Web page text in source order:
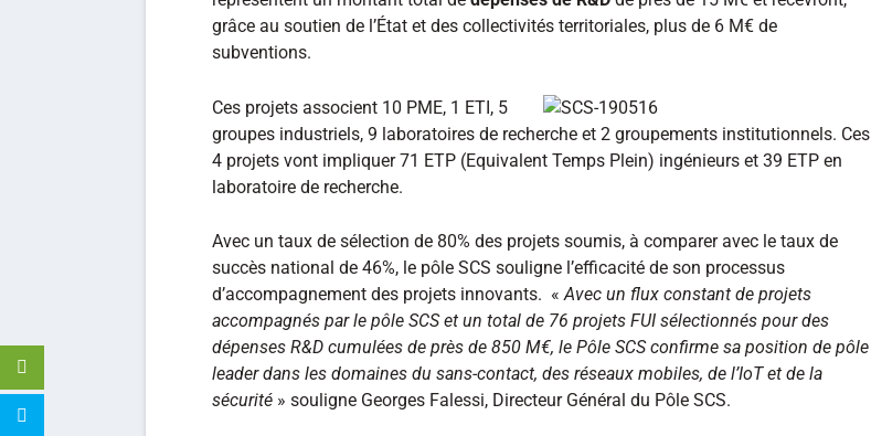
grâce au soutien de l’État et des collectivités territoriales, plus de 6 M€ de
subventions.
Ces projets associent 10 PME, 1 ETI, 5
groupes industriels, 9 laboratoires de recherche et 2 groupements institutionnels. Ces
4 projets vont impliquer 71 ETP (Equivalent Temps Plein) ingénieurs et 39 ETP en
laboratoire de recherche.
Avec un taux de sélection de 80% des projets soumis, à comparer avec le taux de
succès national de 46%, le pôle SCS souligne l’efficacité de son processus
d’accompagnement des projets innovants. «Avec un flux constant de projets
accompagnés par le pôle SCS et un total de 76 projets FUI sélectionnés pour des
dépenses R&D cumulées de près de 850 M€, le Pôle SCS confirme sa position de pôle
leader dans les domaines du sans-contact, des réseaux mobiles, de l’IoT et de la
sécurité » souligne Georges Falessi, Directeur Général du Pôle SCS.